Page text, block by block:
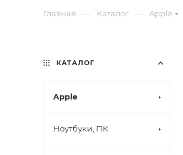
Главная — Каталог — Apple
КАТАЛОГ
Apple
Ноутбуки, ПК